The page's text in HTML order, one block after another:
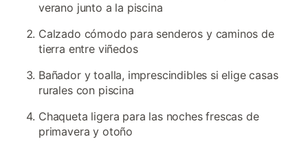
verano junto a la piscina
Calzado cómodo para senderos y caminos de
tierra entre viñedos
Bañador y toalla, imprescindibles si elige casas
rurales con piscina
Chaqueta ligera para las noches frescas de
primavera y otoño